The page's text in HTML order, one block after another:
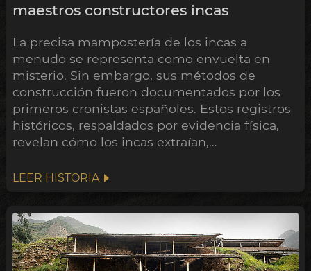
maestros constructores incas
La precisa mampostería de los incas a
menudo se representa como envuelta en
misterio. Sin embargo, sus métodos de
construcción fueron documentados por los
primeros cronistas españoles. Estos registros
históricos, respaldados por evidencia física,
revelan cómo los incas extraían,
ajustaban y labraban sus piedras.
LEER HISTORIA